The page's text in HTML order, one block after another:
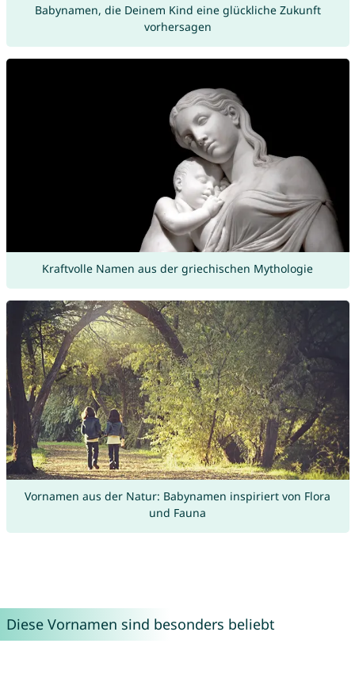
Babynamen, die Deinem Kind eine glückliche Zukunft
vorhersagen
Kraftvolle Namen aus der griechischen Mythologie
Vornamen aus der Natur: Babynamen inspiriert von Flora
und Fauna
Diese Vornamen sind besonders beliebt